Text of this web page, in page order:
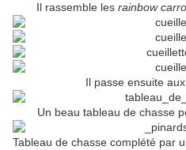
Il rassemble les rainbow
Il passe ensuite
Un beau tableau de chasse
Tableau de chasse complété par